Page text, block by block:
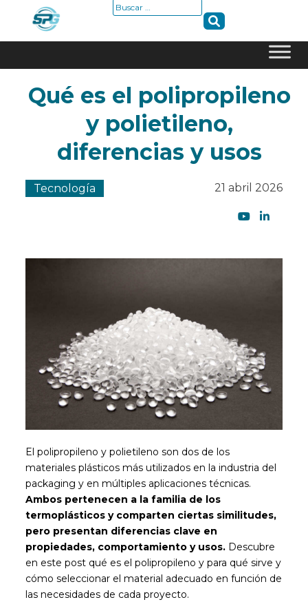
content
Buscar:
Qué es el polipropileno
y polietileno,
diferencias y usos
Tecnología 21 abril 2026
El polipropileno y polietileno son dos de los
materiales plásticos más utilizados en la industria del
packaging y en múltiples aplicaciones técnicas.
Ambos pertenecen a la familia de los
termoplásticos y comparten ciertas similitudes,
pero presentan diferencias clave en
propiedades, comportamiento y usos. Descubre
en este post qué es el polipropileno y para qué sirve y
cómo seleccionar el material adecuado en función de
las necesidades de cada proyecto.